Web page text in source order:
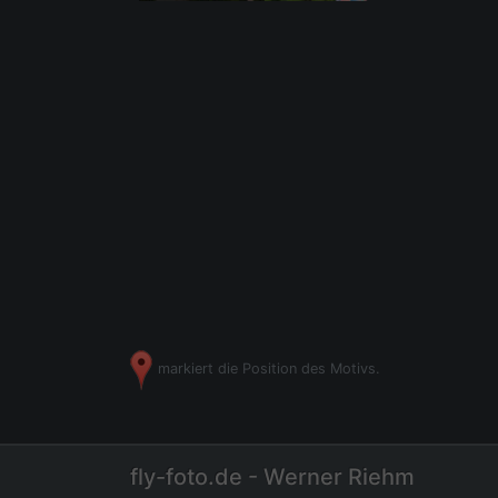
markiert die Position des Motivs.
fly-foto.de - Werner Riehm